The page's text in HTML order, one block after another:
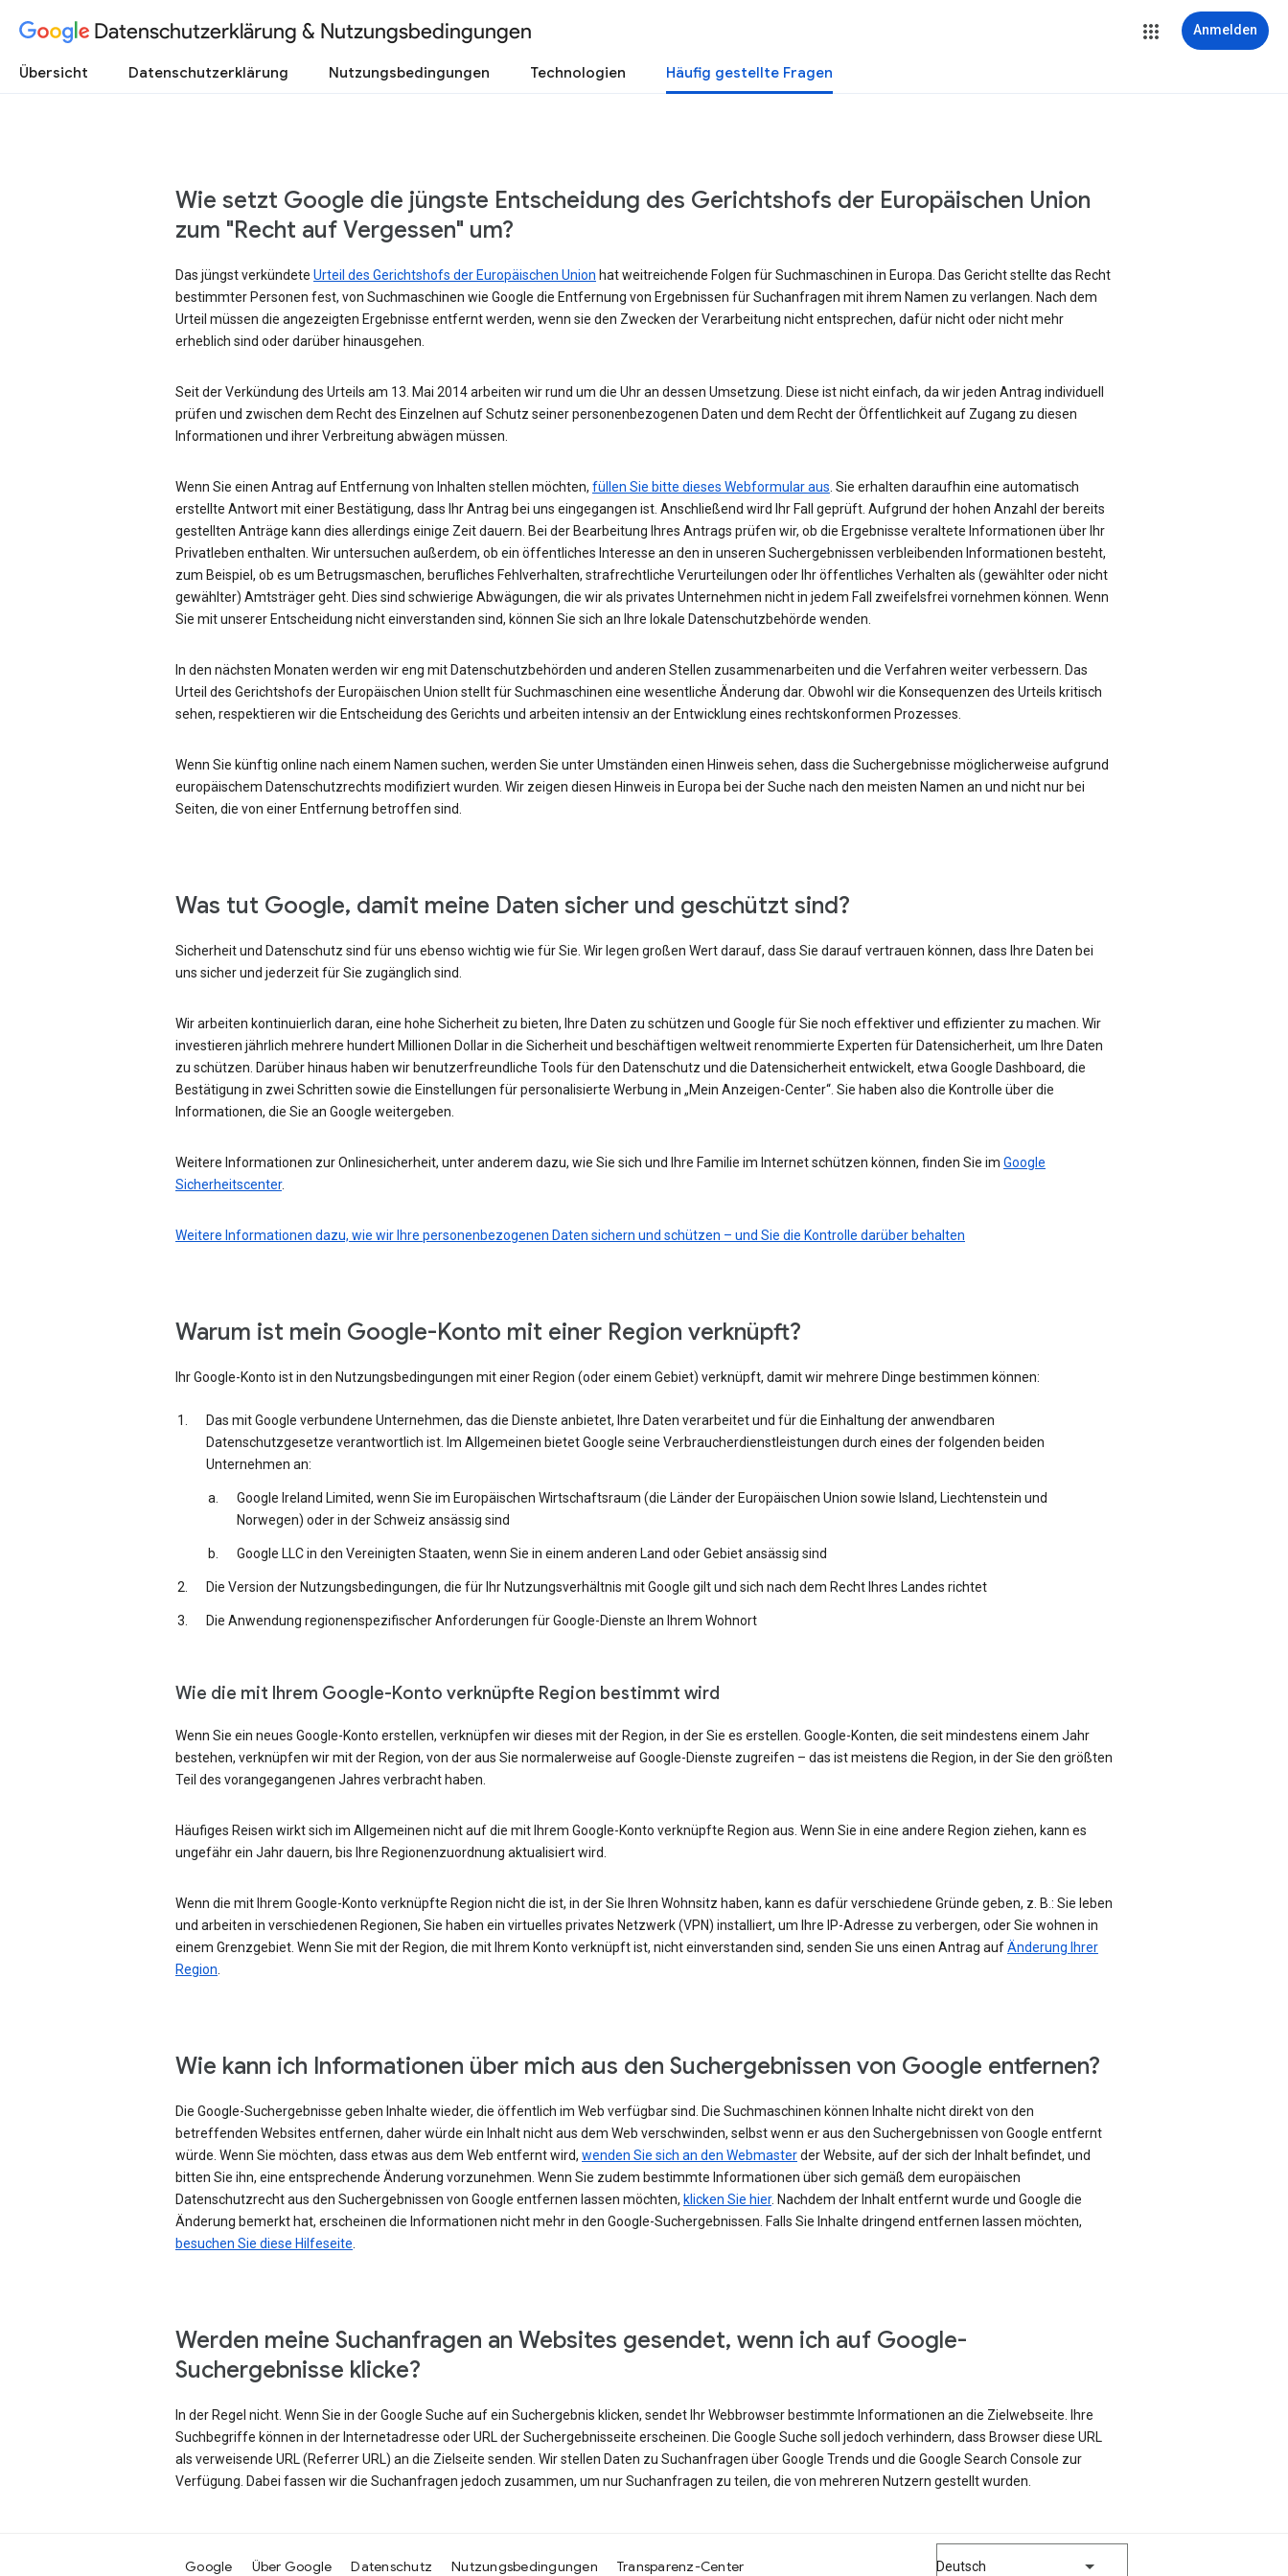
Datenschutzerklärung & Nutzungsbedingungen Anmelden
Übersicht Datenschutzerklärung Nutzungsbedingungen Technologien Häufig gestellte Fragen
Wie setzt Google die jüngste Entscheidung des Gerichtshofs der Europäischen Union
zum "Recht auf Vergessen" um?
Das jüngst verkündete Urteil des Gerichtshofs der Europäischen Union hat weitreichende Folgen für Suchmaschinen in Europa. Das Gericht stellte das Recht
bestimmter Personen fest, von Suchmaschinen wie Google die Entfernung von Ergebnissen für Suchanfragen mit ihrem Namen zu verlangen. Nach dem
Urteil müssen die angezeigten Ergebnisse entfernt werden, wenn sie den Zwecken der Verarbeitung nicht entsprechen, dafür nicht oder nicht mehr
erheblich sind oder darüber hinausgehen.
Seit der Verkündung des Urteils am 13. Mai 2014 arbeiten wir rund um die Uhr an dessen Umsetzung. Diese ist nicht einfach, da wir jeden Antrag individuell
prüfen und zwischen dem Recht des Einzelnen auf Schutz seiner personenbezogenen Daten und dem Recht der Öffentlichkeit auf Zugang zu diesen
Informationen und ihrer Verbreitung abwägen müssen.
Wenn Sie einen Antrag auf Entfernung von Inhalten stellen möchten, füllen Sie bitte dieses Webformular aus . Sie erhalten daraufhin eine automatisch
erstellte Antwort mit einer Bestätigung, dass Ihr Antrag bei uns eingegangen ist. Anschließend wird Ihr Fall geprüft. Aufgrund der hohen Anzahl der bereits
gestellten Anträge kann dies allerdings einige Zeit dauern. Bei der Bearbeitung Ihres Antrags prüfen wir, ob die Ergebnisse veraltete Informationen über Ihr
Privatleben enthalten. Wir untersuchen außerdem, ob ein öffentliches Interesse an den in unseren Suchergebnissen verbleibenden Informationen besteht,
zum Beispiel, ob es um Betrugsmaschen, berufliches Fehlverhalten, strafrechtliche Verurteilungen oder Ihr öffentliches Verhalten als (gewählter oder nicht
gewählter) Amtsträger geht. Dies sind schwierige Abwägungen, die wir als privates Unternehmen nicht in jedem Fall zweifelsfrei vornehmen können. Wenn
Sie mit unserer Entscheidung nicht einverstanden sind, können Sie sich an Ihre lokale Datenschutzbehörde wenden.
In den nächsten Monaten werden wir eng mit Datenschutzbehörden und anderen Stellen zusammenarbeiten und die Verfahren weiter verbessern. Das
Urteil des Gerichtshofs der Europäischen Union stellt für Suchmaschinen eine wesentliche Änderung dar. Obwohl wir die Konsequenzen des Urteils kritisch
sehen, respektieren wir die Entscheidung des Gerichts und arbeiten intensiv an der Entwicklung eines rechtskonformen Prozesses.
Wenn Sie künftig online nach einem Namen suchen, werden Sie unter Umständen einen Hinweis sehen, dass die Suchergebnisse möglicherweise aufgrund
europäischem Datenschutzrechts modifiziert wurden. Wir zeigen diesen Hinweis in Europa bei der Suche nach den meisten Namen an und nicht nur bei
Seiten, die von einer Entfernung betroffen sind.
Was tut Google, damit meine Daten sicher und geschützt sind?
Sicherheit und Datenschutz sind für uns ebenso wichtig wie für Sie. Wir legen großen Wert darauf, dass Sie darauf vertrauen können, dass Ihre Daten bei
uns sicher und jederzeit für Sie zugänglich sind.
Wir arbeiten kontinuierlich daran, eine hohe Sicherheit zu bieten, Ihre Daten zu schützen und Google für Sie noch effektiver und effizienter zu machen. Wir
investieren jährlich mehrere hundert Millionen Dollar in die Sicherheit und beschäftigen weltweit renommierte Experten für Datensicherheit, um Ihre Daten
zu schützen. Darüber hinaus haben wir benutzerfreundliche Tools für den Datenschutz und die Datensicherheit entwickelt, etwa Google Dashboard, die
Bestätigung in zwei Schritten sowie die Einstellungen für personalisierte Werbung in „Mein Anzeigen-Center“. Sie haben also die Kontrolle über die
Informationen, die Sie an Google weitergeben.
Weitere Informationen zur Onlinesicherheit, unter anderem dazu, wie Sie sich und Ihre Familie im Internet schützen können, finden Sie im Google
Sicherheitscenter.
Weitere Informationen dazu, wie wir Ihre personenbezogenen Daten sichern und schützen – und Sie die Kontrolle darüber behalten
Warum ist mein Google-Konto mit einer Region verknüpft?
Ihr Google-Konto ist in den Nutzungsbedingungen mit einer Region (oder einem Gebiet) verknüpft, damit wir mehrere Dinge bestimmen können:
Das mit Google verbundene Unternehmen, das die Dienste anbietet, Ihre Daten verarbeitet und für die Einhaltung der anwendbaren
Datenschutzgesetze verantwortlich ist. Im Allgemeinen bietet Google seine Verbraucherdienstleistungen durch eines der folgenden beiden
Unternehmen an:
Google Ireland Limited, wenn Sie im Europäischen Wirtschaftsraum (die Länder der Europäischen Union sowie Island, Liechtenstein und
Norwegen) oder in der Schweiz ansässig sind
Google LLC in den Vereinigten Staaten, wenn Sie in einem anderen Land oder Gebiet ansässig sind
Die Version der Nutzungsbedingungen, die für Ihr Nutzungsverhältnis mit Google gilt und sich nach dem Recht Ihres Landes richtet
Die Anwendung regionenspezifischer Anforderungen für Google-Dienste an Ihrem Wohnort
Wie die mit Ihrem Google-Konto verknüpfte Region bestimmt wird
Wenn Sie ein neues Google-Konto erstellen, verknüpfen wir dieses mit der Region, in der Sie es erstellen. Google-Konten, die seit mindestens einem Jahr
bestehen, verknüpfen wir mit der Region, von der aus Sie normalerweise auf Google-Dienste zugreifen – das ist meistens die Region, in der Sie den größten
Teil des vorangegangenen Jahres verbracht haben.
Häufiges Reisen wirkt sich im Allgemeinen nicht auf die mit Ihrem Google-Konto verknüpfte Region aus. Wenn Sie in eine andere Region ziehen, kann es
ungefähr ein Jahr dauern, bis Ihre Regionenzuordnung aktualisiert wird.
Wenn die mit Ihrem Google-Konto verknüpfte Region nicht die ist, in der Sie Ihren Wohnsitz haben, kann es dafür verschiedene Gründe geben, z. B.: Sie leben
und arbeiten in verschiedenen Regionen, Sie haben ein virtuelles privates Netzwerk (VPN) installiert, um Ihre IP-Adresse zu verbergen, oder Sie wohnen in
einem Grenzgebiet. Wenn Sie mit der Region, die mit Ihrem Konto verknüpft ist, nicht einverstanden sind, senden Sie uns einen Antrag aufÄnderung Ihrer
Region
Wie kann ich Informationen über mich aus den Suchergebnissen von Google entfernen?
Die Google-Suchergebnisse geben Inhalte wieder, die öffentlich im Web verfügbar sind. Die Suchmaschinen können Inhalte nicht direkt von den
betreffenden Websites entfernen, daher würde ein Inhalt nicht aus dem Web verschwinden, selbst wenn er aus den Suchergebnissen von Google entfernt
würde. Wenn Sie möchten, dass etwas aus dem Web entfernt wird, wenden Sie sich an den Webmasterder Website, auf der sich der Inhalt befindet, und
bitten Sie ihn, eine entsprechende Änderung vorzunehmen. Wenn Sie zudem bestimmte Informationen über sich gemäß dem europäischen
Datenschutzrecht aus den Suchergebnissen von Google entfernen lassen möchten, klicken Sie hier. Nachdem der Inhalt entfernt wurde und Google die
Änderung bemerkt hat, erscheinen die Informationen nicht mehr in den Google-Suchergebnissen. Falls Sie Inhalte dringend entfernen lassen möchten,
besuchen Sie diese Hilfeseite
Werden meine Suchanfragen an Websites gesendet, wenn ich auf Google-
Suchergebnisse klicke?
In der Regel nicht. Wenn Sie in der Google Suche auf ein Suchergebnis klicken, sendet Ihr Webbrowser bestimmte Informationen an die Zielwebseite. Ihre
Suchbegriffe können in der Internetadresse oder URL der Suchergebnisseite erscheinen. Die Google Suche soll jedoch verhindern, dass Browser diese URL
als verweisende URL (Referrer URL) an die Zielseite senden. Wir stellen Daten zu Suchanfragen über Google Trends und die Google Search Console zur
Verfügung. Dabei fassen wir die Suchanfragen jedoch zusammen, um nur Suchanfragen zu teilen, die von mehreren Nutzern gestellt wurden.
Google Über Google Datenschutz Nutzungsbedingungen Transparenz-Center Deutsch